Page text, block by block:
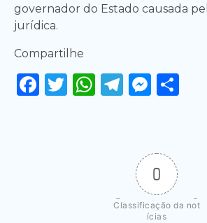
governador do Estado causada
jurídica.
Compartilhe
Facebook
Twitter
WhatsApp
0
Classificação da not
ícias